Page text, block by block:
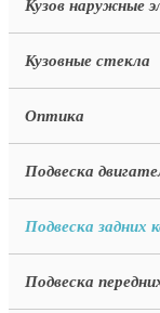
Кузов наружные
Кузовные стекла
Оптика
Подвеска
Подвеска задних
Подвеска